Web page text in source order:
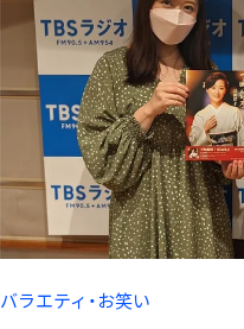
バラエティ・お笑い